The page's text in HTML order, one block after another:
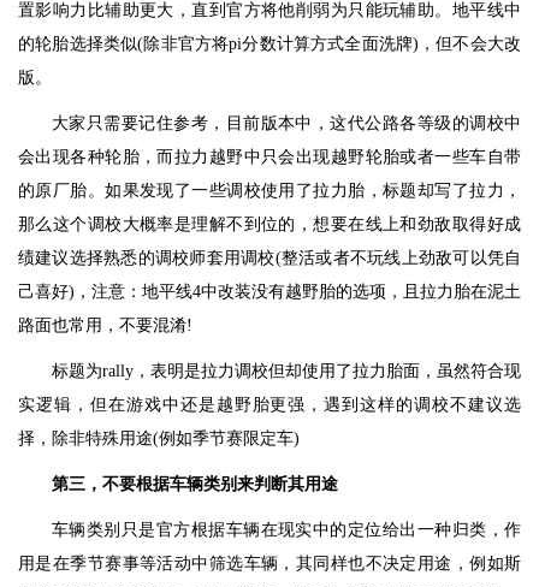
置影响力比辅助更大，直到官方将他削弱为只能玩辅助。地平线中
的轮胎选择类似(除非官方将pi分数计算方式全面洗牌)，但不会大改
版。
大家只需要记住参考，目前版本中，这代公路各等级的调校中
会出现各种轮胎，而拉力越野中只会出现越野轮胎或者一些车自带
的原厂胎。如果发现了一些调校使用了拉力胎，标题却写了拉力，
那么这个调校大概率是理解不到位的，想要在线上和劲敌取得好成
绩建议选择熟悉的调校师套用调校(整活或者不玩线上劲敌可以凭自
己喜好)，注意：地平线4中改装没有越野胎的选项，且拉力胎在泥土
路面也常用，不要混淆!
标题为rally，表明是拉力调校但却使用了拉力胎面，虽然符合现
实逻辑，但在游戏中还是越野胎更强，遇到这样的调校不建议选
择，除非特殊用途(例如季节赛限定车)
第三，不要根据车辆类别来判断其用途
车辆类别只是官方根据车辆在现实中的定位给出一种归类，作
用是在季节赛事等活动中筛选车辆，其同样也不决定用途，例如斯